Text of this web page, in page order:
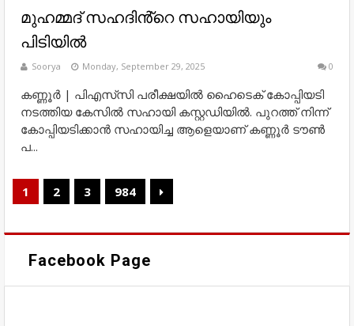
മുഹമ്മദ് സഹദിൻ്റെ സഹായിയും
പിടിയിൽ
Soorya Monday, September 29, 2025 0
കണ്ണൂർ | പിഎസ്‌സി പരീക്ഷയിൽ ഹൈടെക് കോപ്പിയടി
നടത്തിയ കേസിൽ സഹായി കസ്റ്റഡിയിൽ. പുറത്ത് നിന്ന്‌
കോപ്പിയടിക്കാൻ സഹായിച്ച ആളെയാണ്‌ കണ്ണൂർ ട‍ൗൺ
പ...
1 2 3 984
Facebook Page